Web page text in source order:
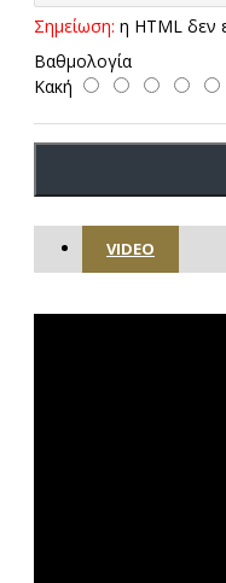
Σημείωση: η HTML δεν
Βαθμολογία
Κακή
VIDEO